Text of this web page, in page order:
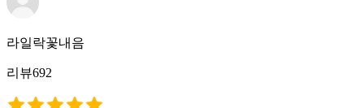
라일락꽃내음
리뷰692